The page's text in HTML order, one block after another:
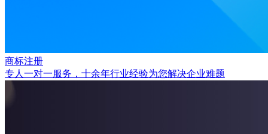
商标注册
专人一对一服务，十余年行业经验为您解决企业难题